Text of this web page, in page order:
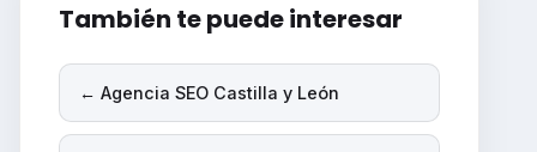
También te puede interesar
← Agencia SEO Castilla y León